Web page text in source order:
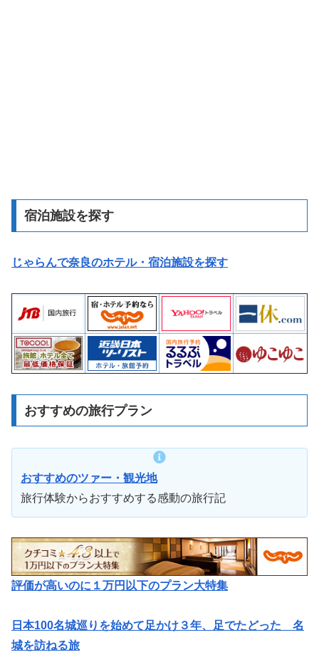
宿泊施設を探す
じゃらんで奈良のホテル・宿泊施設を探す
おすすめの旅行プラン
おすすめのツァー・観光地
旅行体験からおすすめする感動の旅行記
評価が高いのに１万円以下のプラン大特集
日本100名城巡りを始めて足かけ３年、足でたどった 名
城を訪ねる旅